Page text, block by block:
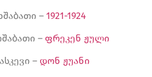
– 1921-1924
– ფრეკენ ჟული
– დონ ჟუანი